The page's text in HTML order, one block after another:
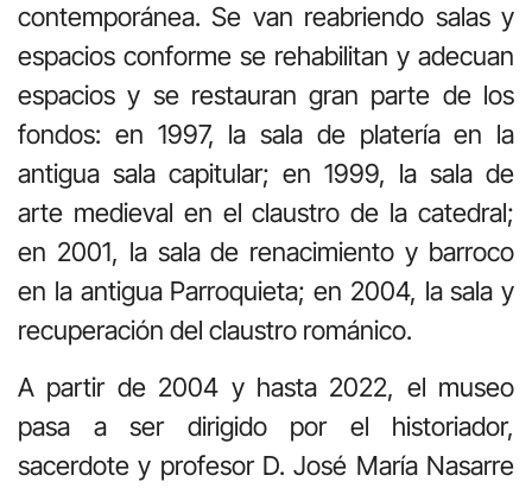
contemporánea. Se van reabriendo salas y
espacios conforme se rehabilitan y adecuan
espacios y se restauran gran parte de los
fondos: en 1997, la sala de platería en la
antigua sala capitular; en 1999, la sala de
arte medieval en el claustro de la catedral;
en 2001, la sala de renacimiento y barroco
en la antigua Parroquieta; en 2004, la sala y
recuperación del claustro románico.
A partir de 2004 y hasta 2022, el museo
pasa a ser dirigido por el historiador,
sacerdote y profesor D. José María Nasarre